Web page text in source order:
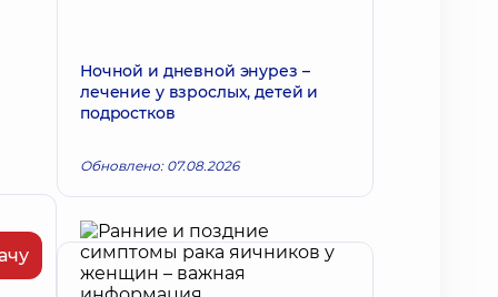
Ночной и дневной энурез –
лечение у взрослых, детей и
подростков
Обновлено: 07.08.2026